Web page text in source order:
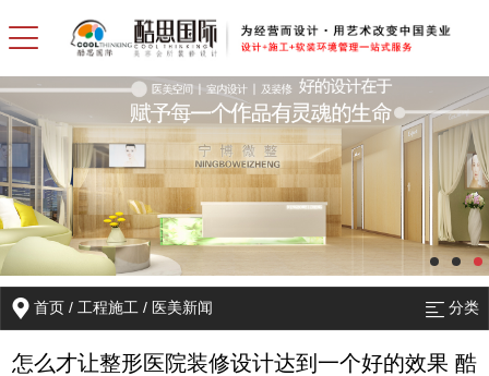
首页 /工程施工 / 医美新闻 分类
怎么才让整形医院装修设计达到一个好的效果 酷